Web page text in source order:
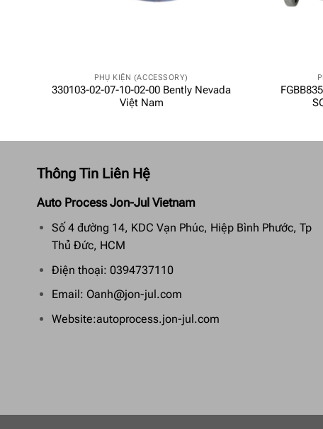
PHỤ KIỆN (ACCESSORY)
330103-02-07-10-02-00 Bently Nevada
Việt Nam
Thông Tin Liên Hệ
Auto Process Jon-Jul Vietnam
Số 4 đường 14, KDC Vạn Phúc, Hiệp Bình Phước, Tp
Thủ Đức, HCM
Điện thoại: 0394737110
Email: Oanh@jon-jul.com
Website:autoprocess.jon-jul.com